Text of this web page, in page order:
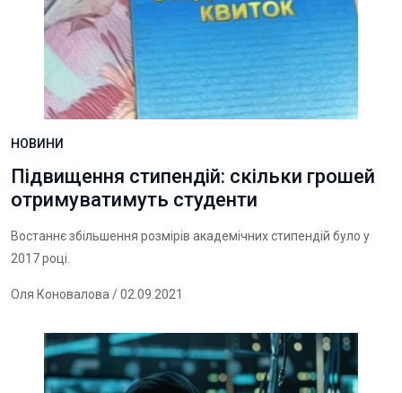
НОВИНИ
Підвищення стипендій: скільки грошей
отримуватимуть студенти
Востаннє збільшення розмірів академічних стипендій було у
2017 році.
Оля Коновалова / 02.09.2021